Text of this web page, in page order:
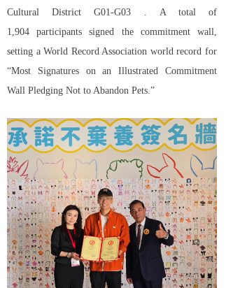
Cultural District G01-G03 .
A total of
1,904 participants signed the commitment wall,
setting a World Record Association world record for
“Most Signatures on an Illustrated Commitment
Wall Pledging Not to Abandon Pets.”